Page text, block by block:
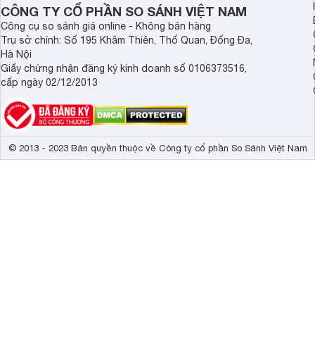
CÔNG TY CỔ PHẦN SO SÁNH VIỆT NAM
Công cụ so sánh giá online - Không bán hàng
Trụ sở chính: Số 195 Khâm Thiên, Thổ Quan, Đống Đa,
Hà Nội
Giấy chứng nhận đăng ký kinh doanh số 0106373516,
cấp ngày 02/12/2013
© 2013 - 2023 Bản quyền thuộc về Công ty cổ phần So Sánh Việt Nam